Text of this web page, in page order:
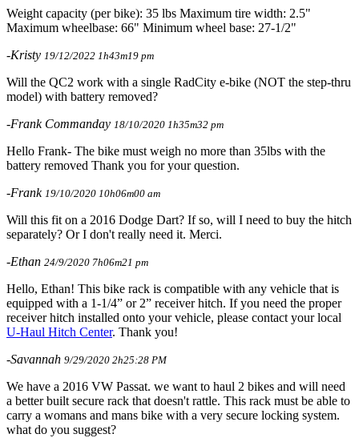
Weight capacity (per bike): 35 lbs Maximum tire width: 2.5"
Maximum wheelbase: 66" Minimum wheel base: 27-1/2"
-Kristy 19/12/2022 1h43m19 pm
Will the QC2 work with a single RadCity e-bike (NOT the step-thru
model) with battery removed?
-Frank Commanday 18/10/2020 1h35m32 pm
Hello Frank- The bike must weigh no more than 35lbs with the
battery removed Thank you for your question.
-Frank 19/10/2020 10h06m00 am
Will this fit on a 2016 Dodge Dart? If so, will I need to buy the hitch
separately? Or I don't really need it. Merci.
-Ethan 24/9/2020 7h06m21 pm
Hello, Ethan! This bike rack is compatible with any vehicle that is
equipped with a 1-1/4” or 2” receiver hitch. If you need the proper
receiver hitch installed onto your vehicle, please contact your local
U-Haul Hitch Center. Thank you!
-Savannah 9/29/2020 2h25:28 PM
We have a 2016 VW Passat. we want to haul 2 bikes and will need
a better built secure rack that doesn't rattle. This rack must be able to
carry a womans and mans bike with a very secure locking system.
what do you suggest?